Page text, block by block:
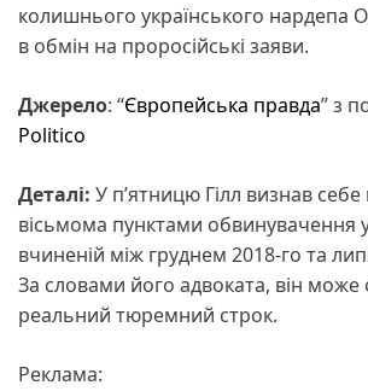
колишнього українського нардепа
в обмін на проросійські заяви.
Джерело: “Європейська правда” з
Politico
Деталі: У п’ятницю Гілл визнав
вісьмома пунктами обвинувачення у
вчиненій між груднем 2018-го та
За словами його адвоката, він
реальний тюремний строк.
Реклама: